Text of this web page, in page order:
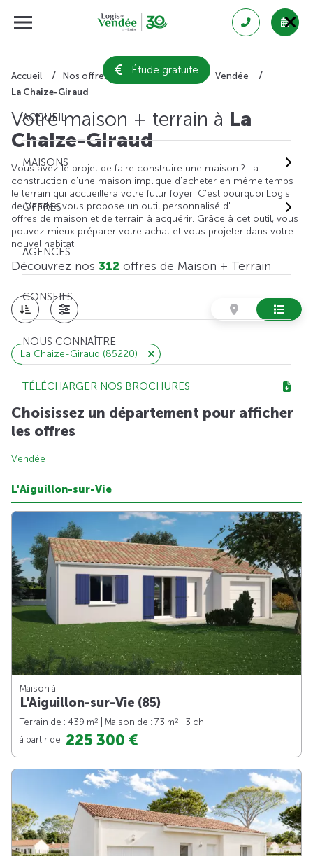
Étude gratuite
ACCUEIL
MAISONS
OFFRES
AGENCES
CONSEILS
NOUS CONNAÎTRE
TÉLÉCHARGER NOS BROCHURES
Accueil Nos offres de maison + terrain
Vendée
La Chaize-Giraud
Votre maison + terrain à La
Chaize-Giraud
Vous avez le projet de faire construire une maison ? La
construction d'une maison implique d'acheter en même temps
le terrain qui accueillera votre futur foyer. C'est pourquoi Logis
de Vendée vous propose un outil personnalisé d'
offres de maison et de terrain à acquérir. Grâce à cet outil, vous
pouvez mieux préparer votre achat et vous projeter dans votre
nouvel habitat.
Découvrez nos 312 offres de Maison + Terrain
La Chaize-Giraud (85220)
Choisissez un département pour afficher
les offres
Vendée
L'Aiguillon-sur-Vie
Maison à
L'Aiguillon-sur-Vie (85)
Terrain de : 439 m2 | Maison de : 73 m2
| 3 ch.
à partir de 225 300 €